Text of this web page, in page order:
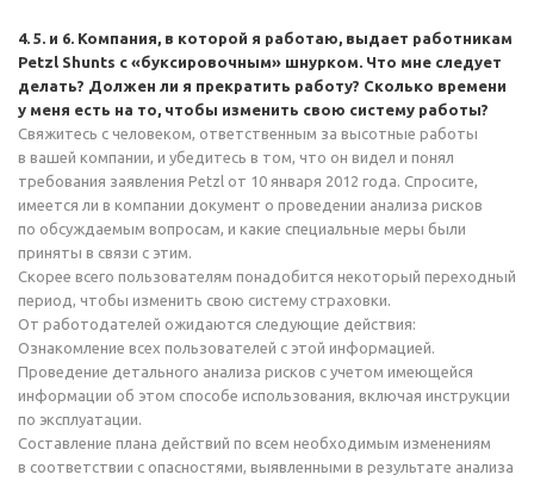
4. 5. и 6. Компания, в которой я работаю, выдает работникам
Petzl Shunts с «буксировочным» шнурком. Что мне следует
делать? Должен ли я прекратить работу? Сколько времени
у меня есть на то, чтобы изменить свою систему работы?
Свяжитесь с человеком, ответственным за высотные работы
в вашей компании, и убедитесь в том, что он видел и понял
требования заявления Petzl от 10 января 2012 года. Спросите,
имеется ли в компании документ о проведении анализа рисков
по обсуждаемым вопросам, и какие специальные меры были
приняты в связи с этим.
Скорее всего пользователям понадобится некоторый переходный
период, чтобы изменить свою систему страховки.
От работодателей ожидаются следующие действия:
Ознакомление всех пользователей с этой информацией.
Проведение детального анализа рисков с учетом имеющейся
информации об этом способе использования, включая инструкции
по эксплуатации.
Составление плана действий по всем необходимым изменениям
в соответствии с опасностями, выявленными в результате анализа